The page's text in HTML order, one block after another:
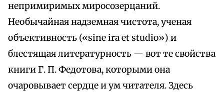
непримиримых миросозерцаний.
Необычайная надземная чистота, ученая
объективность («sine ira et studio») и
блестящая литературность — вот те свойства
книги Г. П. Федотова, которыми она
очаровывает сердце и ум читателя. Здесь